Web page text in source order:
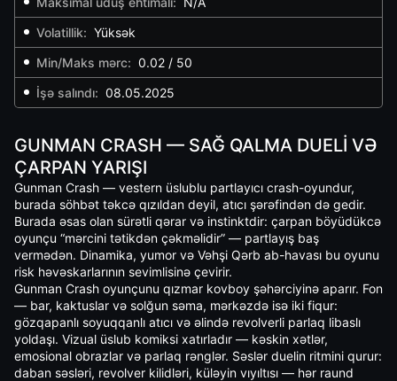
Volatillik: Yüksək
Min/Maks mərc: 0.02 / 50
İşə salındı: 08.05.2025
GUNMAN CRASH — SAĞ QALMA DUELI VƏ
ÇARPAN YARIŞI
Gunman Crash — vestern üslublu partlayıcı crash-oyundur,
burada söhbət təkcə qızıldan deyil, atıcı şərəfindən də gedir.
Burada əsas olan sürətli qərar və instinktdir: çarpan böyüdükcə
oyunçu “mərcini tətikdən çəkməlidir” — partlayış baş
vermədən. Dinamika, yumor və Vəhşi Qərb ab-havası bu oyunu
risk həvəskarlarının sevimlisinə çevirir.
Gunman Crash oyunçunu qızmar kovboy şəhərciyinə aparır. Fon
— bar, kaktuslar və solğun səma, mərkəzdə isə iki fiqur:
gözqapanlı soyuqqanlı atıcı və əlində revolverli parlaq libaslı
yoldaşı. Vizual üslub komiksi xatırladır — kəskin xətlər,
emosional obrazlar və parlaq rənglər. Səslər duelin ritmini qurur:
daban səsləri, revolver kilidləri, küləyin vıyıltısı — hər raund